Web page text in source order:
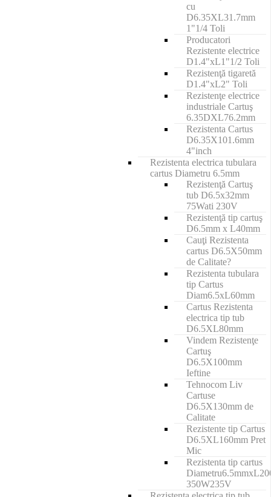
cu
D6.35XL31.7mm
1"1/4 Toli
Producatori
Rezistente electrice
D1.4"xL1"1/2 Toli
Rezistenţă tigaretă
D1.4"xL2" Toli
Rezistenţe electrice
industriale Cartuş
6.35DXL76.2mm
Rezistenta Cartus
D6.35X101.6mm
4"inch
Rezistenta electrica tubulara
cartus Diametru 6.5mm
Rezistenţă Cartuş
tub D6.5x32mm
75Wati 230V
Rezistenţă tip cartuş
D6.5mm x L40mm
Cauţi Rezistenta
cartus D6.5X50mm
de Calitate?
Rezistenta tubulara
tip Cartus
Diam6.5xL60mm
Cartus Rezistenta
electrica tip tub
D6.5XL80mm
Vindem Rezistenţe
Cartuş
D6.5X100mm
Ieftine
Tehnocom Liv
Cartuse
D6.5X130mm de
Calitate
Rezistente tip Cartus
D6.5XL160mm Pret
Mic
Rezistenta tip cartus
350W235V